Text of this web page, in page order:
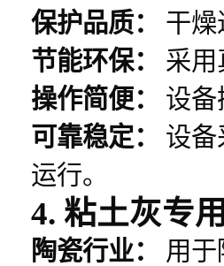
保护品质：
干燥
节能环保：
采用
操作简便：
设备
可靠稳定：
设备
运行。
4. 粘土灰专
陶瓷行业：
用